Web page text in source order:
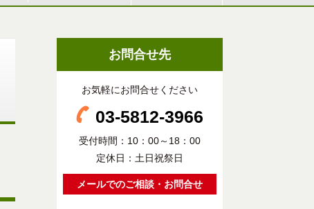
お問合せ先
お気軽にお問合せください
03-5812-3966
受付時間：10：00～18：00
定休日：土日祝祭日
メールでのご相談・お問合せ